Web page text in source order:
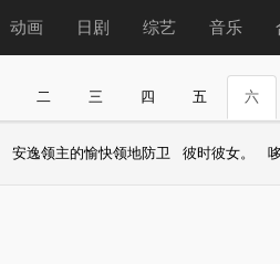
动画 日剧 综艺 音乐
二 三 四 五 六
安逸领主的愉快领地防卫 彼时彼女。